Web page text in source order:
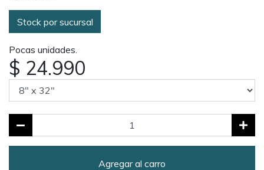
Stock por sucursal
Pocas unidades.
$ 24.990
Agregar al carro